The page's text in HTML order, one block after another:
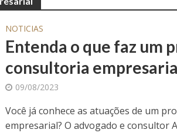
NOTICIAS
Entenda o que faz um
consultoria
09/08/2023
Você já conhece as atuações de um
empresarial? O advogado e consultor